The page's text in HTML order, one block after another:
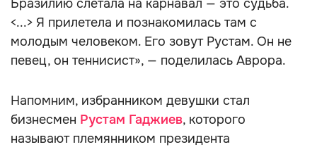
Бразилию слетала на карнавал — это судьба.
<...> Я прилетела и познакомилась там с
молодым человеком. Его зовут Рустам. Он не
певец, он теннисист», — поделилась Аврора.
Напомним, избранником девушки стал
бизнесмен Рустам Гаджиев, которого
называют племянником президента